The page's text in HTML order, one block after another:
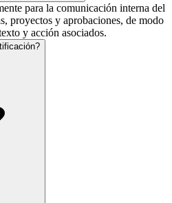
para la comunicación interna del
proyectos y aprobaciones, de modo
y acción asociados.